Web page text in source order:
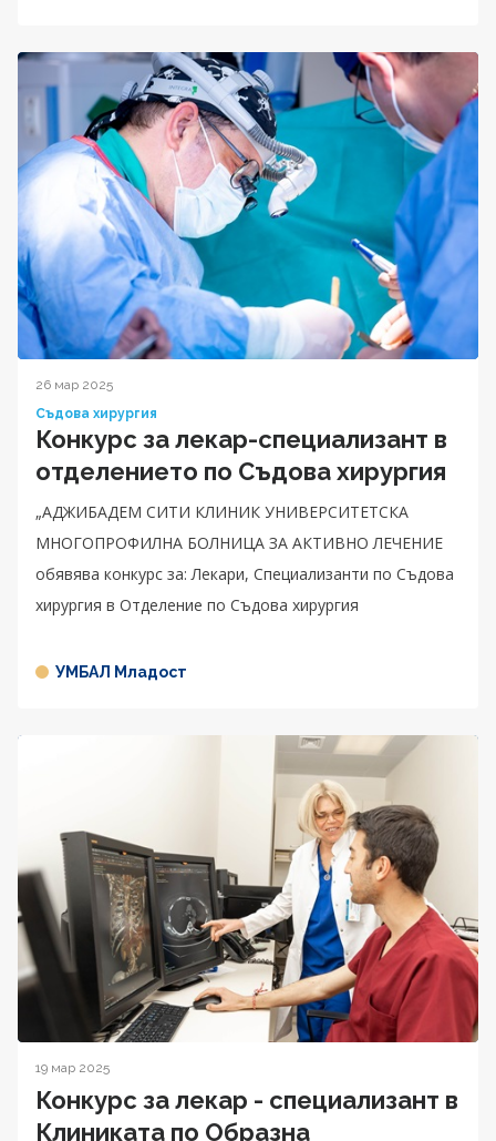
26 мар 2025
Съдова хирургия
Конкурс за лекар-специализант в
отделението по Съдова хирургия
„АДЖИБАДЕМ СИТИ КЛИНИК УНИВЕРСИТЕТСКА
МНОГОПРОФИЛНА БОЛНИЦА ЗА АКТИВНО ЛЕЧЕНИЕ
обявява конкурс за: Лекари, Специализанти по Съдова
хирургия в Отделение по Съдова хирургия
УМБАЛ Младост
19 мар 2025
Конкурс за лекар - специализант в
Клиниката по Образна